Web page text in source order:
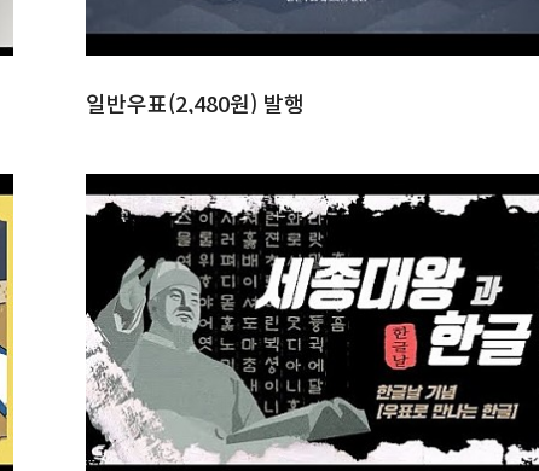
일반우표(2,480원) 발행